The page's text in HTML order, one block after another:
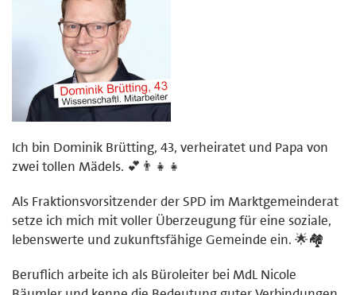
Ich bin Dominik Brütting, 43, verheiratet und Papa von
zwei tollen Mädels. 💕👨‍👧‍👧
Als Fraktionsvorsitzender der SPD im Marktgemeinderat
setze ich mich mit voller Überzeugung für eine soziale,
lebenswerte und zukunftsfähige Gemeinde ein. 🌟🏘️
Beruflich arbeite ich als Büroleiter bei MdL Nicole